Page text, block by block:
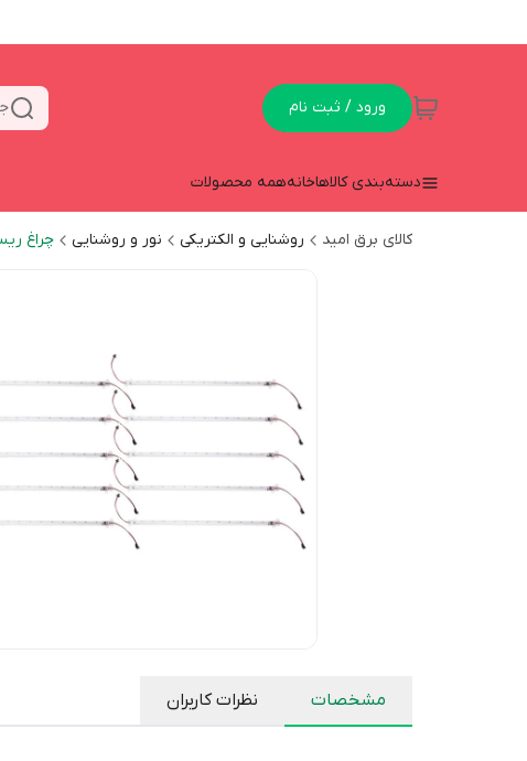
ورود / ثبت نام
دسته‌بندی کالاهاخانههمه محصولات
کالای برق امید روشنایی و الکتریکی نور و روشنایی چراغ
مشخصات نظرات کاربران